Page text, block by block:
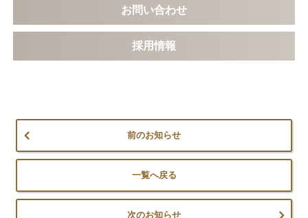
お問い合わせ
採用情報
前のお知らせ
一覧へ戻る
次のお知らせ